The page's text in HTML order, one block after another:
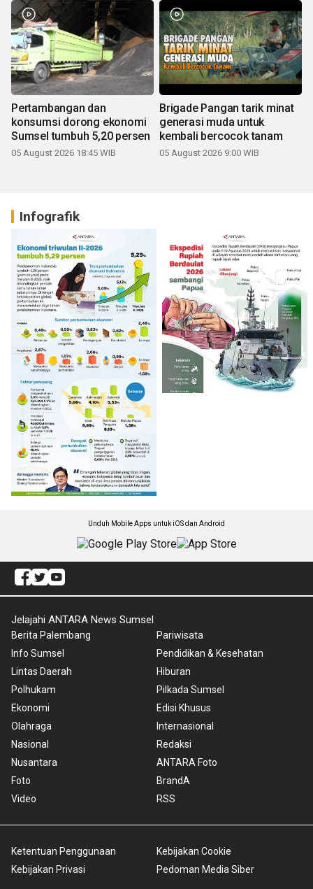
Pertambangan dan
konsumsi dorong ekonomi
Sumsel tumbuh 5,20 persen
05 August 2026 18:45 WIB
Brigade Pangan tarik minat
generasi muda untuk
kembali bercocok tanam
05 August 2026 9:00 WIB
Infografik
Unduh Mobile Apps untuk iOS dan Android
Jelajahi ANTARA News Sumsel
Berita Palembang
Info Sumsel
Lintas Daerah
Polhukam
Ekonomi
Olahraga
Nasional
Nusantara
Foto
Video
Pariwisata
Pendidikan & Kesehatan
Hiburan
Pilkada Sumsel
Edisi Khusus
Internasional
Redaksi
ANTARA Foto
BrandA
RSS
Ketentuan Penggunaan
Kebijakan Privasi
Kebijakan Cookie
Pedoman Media Siber